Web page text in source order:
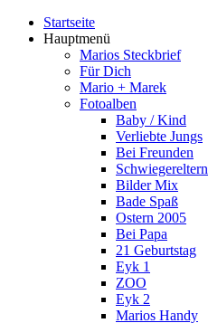
Startseite
Hauptmenü
Marios Steckbrief
Für Dich
Mario + Marek
Fotoalben
Baby / Kind
Verliebte Jungs
Bei Freunden
Schwiegereltern
Bilder Mix
Bade Spaß
Ostern 2005
Bei Papa
21 Geburtstag
Eyk 1
ZOO
Eyk 2
Marios Handy